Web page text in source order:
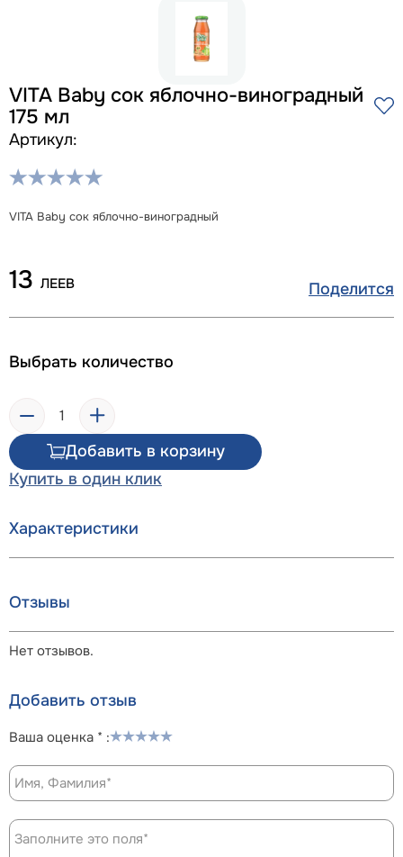
VITA Baby cок яблочно-виноградный
175 мл
Артикул:
VITA Baby cок яблочно-виноградный
13 ЛЕЕВ Поделится
Выбрать количество
Добавить в корзину
Купить в один клик
Характеристики
Отзывы
Нет отзывов.
Добавить отзыв
Ваша оценка * :